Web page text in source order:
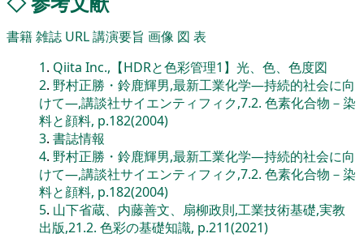
書籍雑誌 URL講演要旨 画像 図 表
1. Qiita Inc.,【HDRと色彩管理1】光、色、色度図
2. 野村正勝・鈴鹿輝男,最新工業化学―持続的社会に向
けて―,講談社サイエンティフィク,7.2. 色素化合物－染
料と顔料, p.182(2004)
3. 書誌情報
4. 野村正勝・鈴鹿輝男,最新工業化学―持続的社会に向
けて―,講談社サイエンティフィク,7.2. 色素化合物－染
料と顔料, p.182(2004)
5. 山下省蔵、内藤善文、扇柳政則,工業技術基礎,実教
出版,21.2. 色彩の基礎知識, p.211(2021)